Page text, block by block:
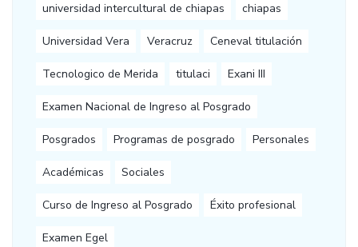
universidad intercultural de chiapas chiapas
Universidad Vera Veracruz Ceneval titulación
Tecnologico de Merida titulaci Exani III
Examen Nacional de Ingreso al Posgrado
Posgrados Programas de posgrado Personales
Académicas Sociales
Curso de Ingreso al Posgrado Éxito profesional
Examen Egel